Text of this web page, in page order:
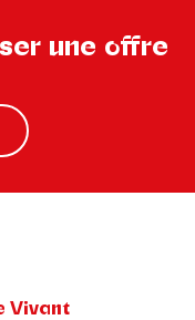
une offre
Vivant